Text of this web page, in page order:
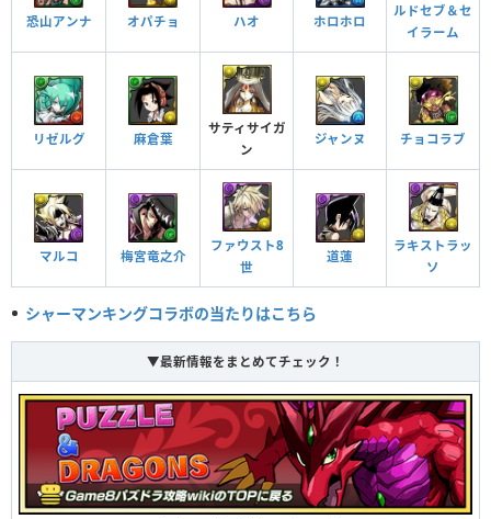
つけられる潜在キラー
ぶつよ ターン数：16→16
1ターンの間、2コンボ加算される。3×3の正方形に光ドロップを1つ生成。
覚醒スキル 効果
覚醒アシスト
他のモンスターにアシストすると自分の覚醒スキル
が付与される
バインド耐性＋
自分自身へのバインド攻撃を無効化する
HP 攻撃力 回復力
Lv99 4525 2348 778
Lv110 5409 2811 898
Lv120 5762 2904 922
つけられる潜在キラー
ぶつわよ ターン数：15→10
2ターンの間、属性吸収を無効化する。ランダムで光ドロップを6個生成。
恐山アンナ オパチョ ハオ ホロホロ
ルドセブ＆セ
イラーム
リゼルグ 麻倉葉
サティサイガ
ン
ジャンヌ チョコラブ
マルコ 梅宮竜之介
ファウスト8
世
道蓮
ラキストラッ
ソ
シャーマンキングコラボの当たりはこちら
▼最新情報をまとめてチェック！